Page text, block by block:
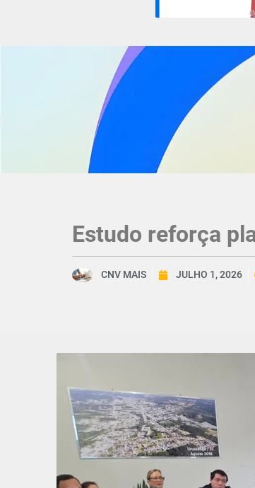
Estudo reforça
CNV MAIS JULHO 1, 2026